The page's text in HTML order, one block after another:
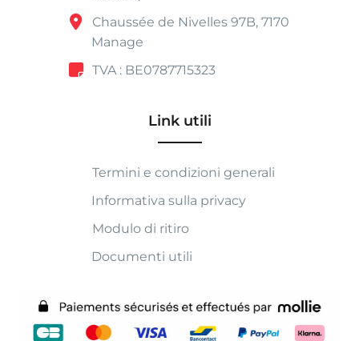
Chaussée de Nivelles 97B, 7170
Manage
TVA : BE0787715323
Link utili
Termini e condizioni generali
Informativa sulla privacy
Modulo di ritiro
Documenti utili